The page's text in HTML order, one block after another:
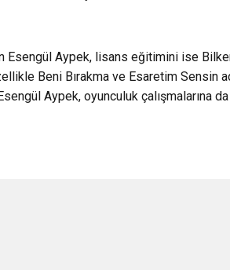
Esengül Aypek, lisans eğitimini ise
Beni Bırakma ve Esaretim Sensin
Aypek, oyunculuk çalışmalarına